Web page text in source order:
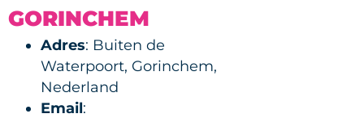
GORINCHEM
Adres: Buiten de
Waterpoort, Gorinchem,
Nederland
Email: